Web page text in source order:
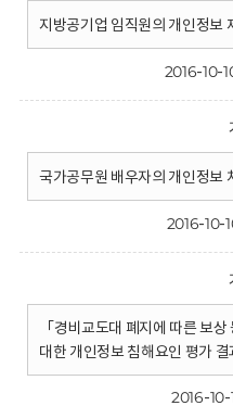
지방공기업 임직원의 개인정보
2016-10-
국가공무원 배우자의 개인정보
2016-10-
「경비교도대 폐지에 따른 보
대한 개인정보 침해요인 평가 결
2016-10-